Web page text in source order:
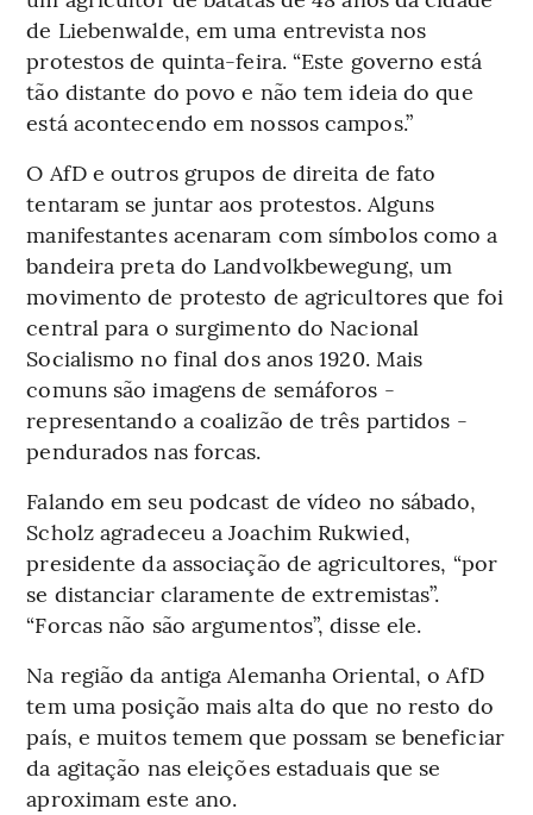
de Liebenwalde, em uma entrevista nos
protestos de quinta-feira. “Este governo está
tão distante do povo e não tem ideia do que
está acontecendo em nossos campos.”
O AfD e outros grupos de direita de fato
tentaram se juntar aos protestos. Alguns
manifestantes acenaram com símbolos como a
bandeira preta do Landvolkbewegung, um
movimento de protesto de agricultores que foi
central para o surgimento do Nacional
Socialismo no final dos anos 1920. Mais
comuns são imagens de semáforos -
representando a coalizão de três partidos -
pendurados nas forcas.
Falando em seu podcast de vídeo no sábado,
Scholz agradeceu a Joachim Rukwied,
presidente da associação de agricultores, “por
se distanciar claramente de extremistas”.
“Forcas não são argumentos”, disse ele.
Na região da antiga Alemanha Oriental, o AfD
tem uma posição mais alta do que no resto do
país, e muitos temem que possam se beneficiar
da agitação nas eleições estaduais que se
aproximam este ano.